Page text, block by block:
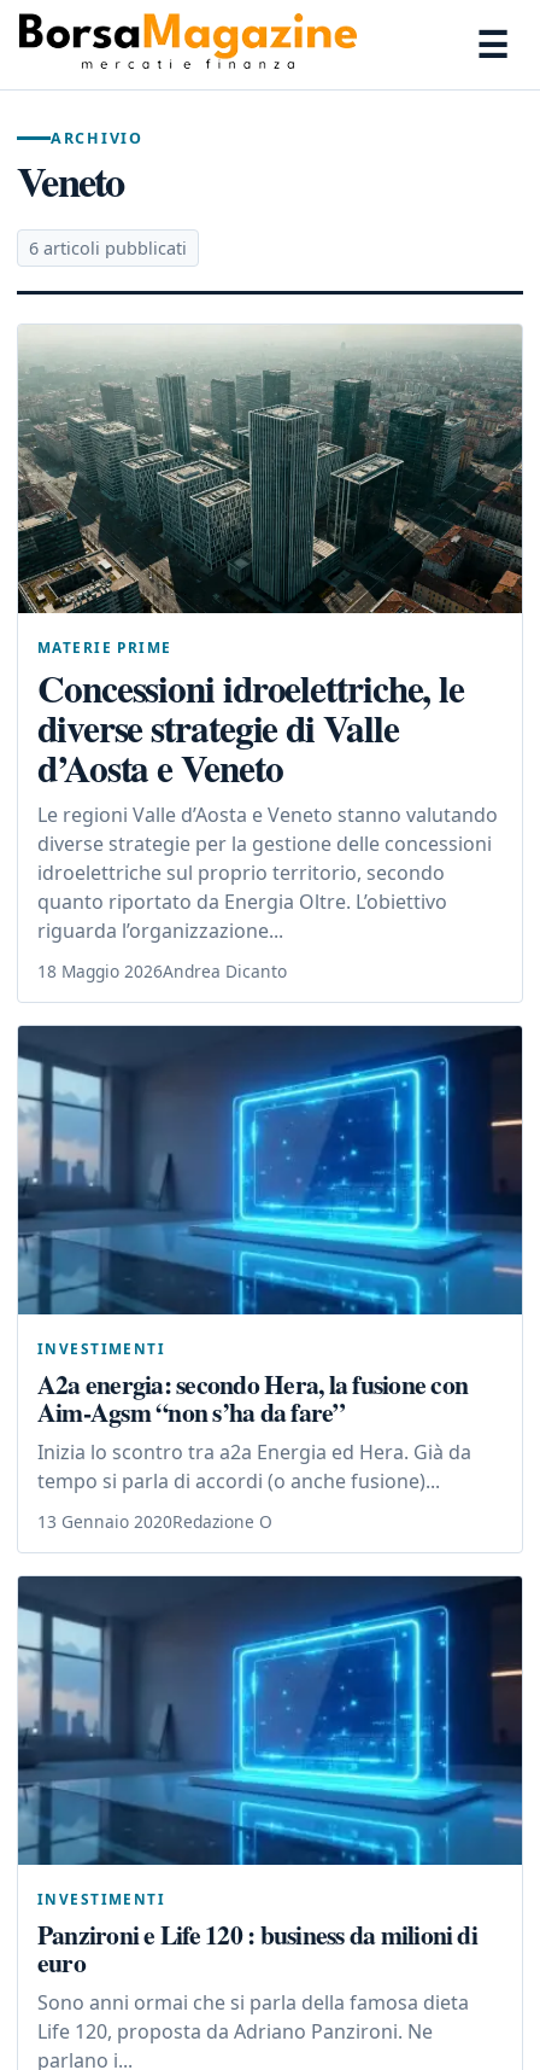
☰
ARCHIVIO
Veneto
6 articoli pubblicati
MATERIE PRIME
Concessioni idroelettriche, le
diverse strategie di Valle
d’Aosta e Veneto
Le regioni Valle d’Aosta e Veneto stanno valutando
diverse strategie per la gestione delle concessioni
idroelettriche sul proprio territorio, secondo
quanto riportato da Energia Oltre. L’obiettivo
riguarda l’organizzazione...
18 Maggio 2026Andrea Dicanto
INVESTIMENTI
A2a energia: secondo Hera, la fusione con
Aim-Agsm “non s’ha da fare”
Inizia lo scontro tra a2a Energia ed Hera. Già da
tempo si parla di accordi (o anche fusione)...
13 Gennaio 2020Redazione O
INVESTIMENTI
Panzironi e Life 120 : business da milioni di
euro
Sono anni ormai che si parla della famosa dieta
Life 120, proposta da Adriano Panzironi. Ne
parlano i...